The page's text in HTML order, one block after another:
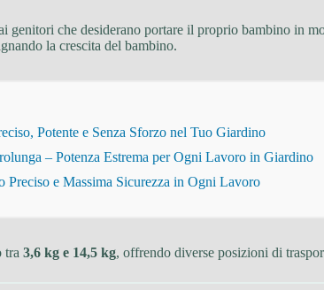
genitori che desiderano portare il proprio bambino in
la crescita del bambino.
Potente e Senza Sforzo nel Tuo Giardino
– Potenza Estrema per Ogni Lavoro in Giardino
Preciso e Massima Sicurezza in Ogni Lavoro
tra 3,6 kg e 14,5 kg, offrendo diverse posizioni di